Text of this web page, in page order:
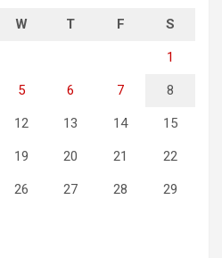
W T F S
1
5 6 7 8
12 13 14 15
19 20 21 22
26 27 28 29